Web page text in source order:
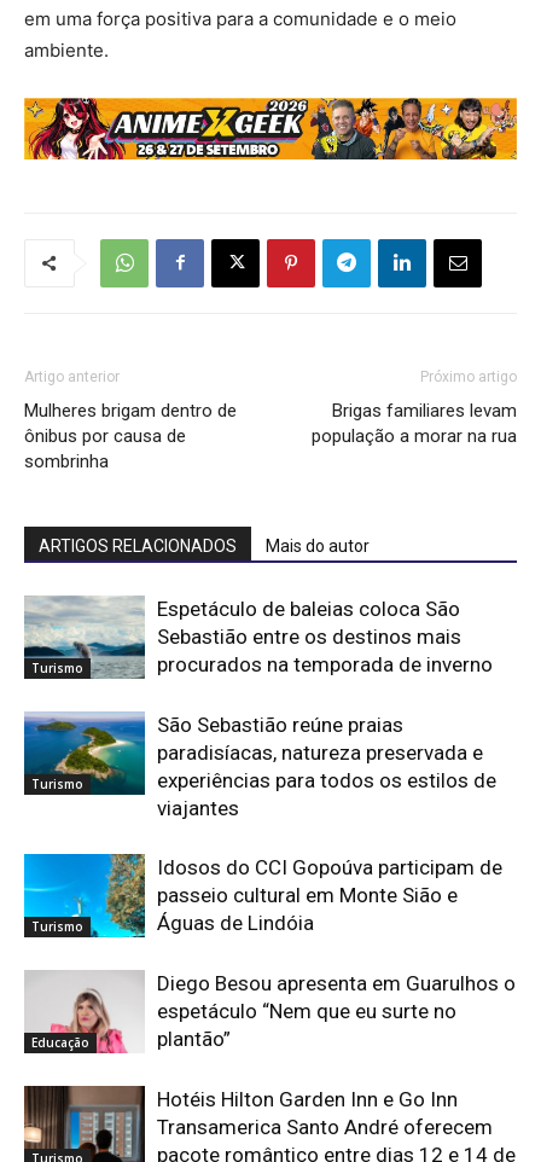
em uma força positiva para a comunidade e o meio
ambiente.
Artigo anterior
Mulheres brigam dentro de
ônibus por causa de
sombrinha
Próximo artigo
Brigas familiares levam
população a morar na rua
ARTIGOS RELACIONADOS Mais do autor
Turismo
Espetáculo de baleias coloca São
Sebastião entre os destinos mais
procurados na temporada de inverno
Turismo
São Sebastião reúne praias
paradisíacas, natureza preservada e
experiências para todos os estilos de
viajantes
Turismo
Idosos do CCI Gopoúva participam de
passeio cultural em Monte Sião e
Águas de Lindóia
Educação
Diego Besou apresenta em Guarulhos o
espetáculo “Nem que eu surte no
plantão”
Turismo
Hotéis Hilton Garden Inn e Go Inn
Transamerica Santo André oferecem
pacote romântico entre dias 12 e 14 de